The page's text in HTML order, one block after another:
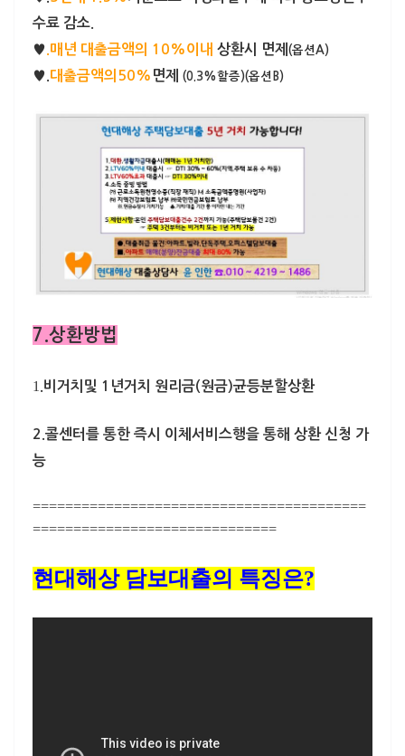
수료 감소.
♥ .매년 대출금액의 10%이내 상환시 면제 (옵션A)
♥. 대출금액의50% 면제 (0.3%할증)(옵션B)
7.상환방법
1 비거치및 1년거치 원리금(원금)균등분할상환
2.콜센터를 통한 즉시 이체서비스행을 통해 상환 신청 가
능
=========================================
==============================
현대해상 담보대출의 특징은?